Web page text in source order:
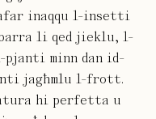
inaqqu l-insetti
li qed jieklu, l-
minn dan id-
jagħmlu l-frott.
hi perfetta u